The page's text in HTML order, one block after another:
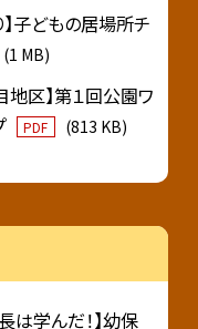
】子どもの居場所チ
(1 MB)
地区】第１回公園ワ
PDF (813 KB)
は学んだ！】幼保